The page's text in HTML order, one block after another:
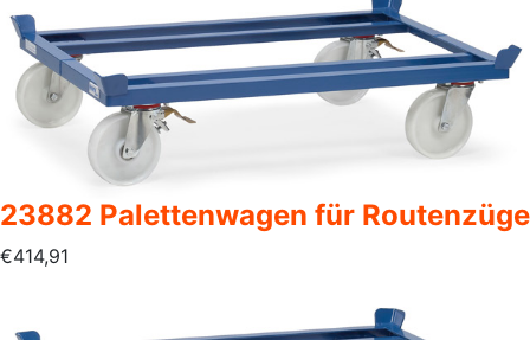
23882 Palettenwagen für Routenzüge
€414,91